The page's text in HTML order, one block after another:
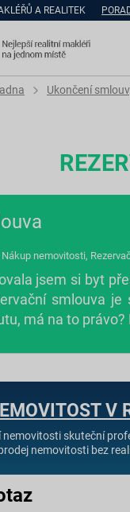
A REALITEK
Ukončení
Nákup nemovitosti,
jsem si byt
smlouva
má na to právo?
V
nemovitosti skuteční
nemovitosti bez